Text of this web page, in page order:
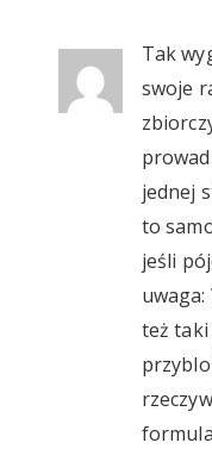
Tak
swoje
jednej
to
jeśli
uwaga:
też taki